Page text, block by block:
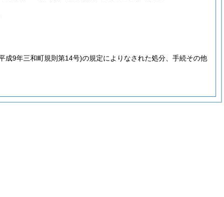
成9年三和町規則第14号)の規定によりなされた処分、手続その他